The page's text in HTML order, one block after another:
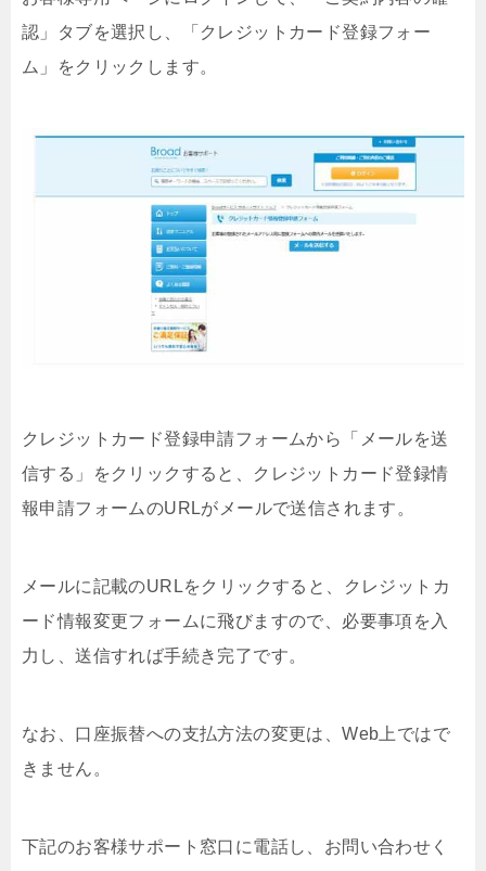
認」タブを選択し、「クレジットカード登録フォー
ム」をクリックします。
クレジットカード登録申請フォームから「メールを送
信する」をクリックすると、クレジットカード登録情
報申請フォームのURLがメールで送信されます。
メールに記載のURLをクリックすると、クレジットカ
ード情報変更フォームに飛びますので、必要事項を入
力し、送信すれば手続き完了です。
なお、口座振替への支払方法の変更は、Web上ではで
きません。
下記のお客様サポート窓口に電話し、お問い合わせく